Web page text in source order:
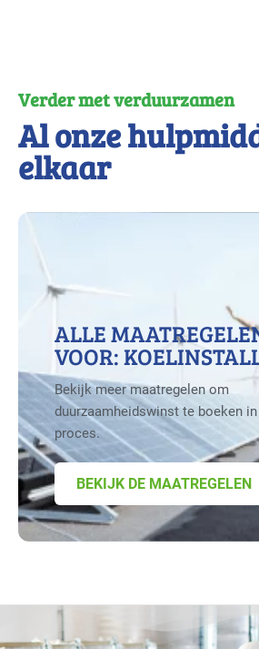
Verder met verduurzamen
Al onze
elkaar
ALLE
VOOR:
Bekijk meer maatregelen om
duurzaamheidswinst te boeken
proces.
BEKIJK DE MAATREGELEN